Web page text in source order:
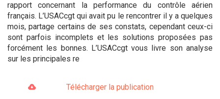
rapport concernant la performance du contrôle aérien
français. L’USACcgt qui avait pu le rencontrer il y a quelques
mois, partage certains de ses constats, cependant ceux-ci
sont parfois incomplets et les solutions proposées pas
forcément les bonnes. L’USACcgt vous livre son analyse
sur les principales re
Télécharger la publication